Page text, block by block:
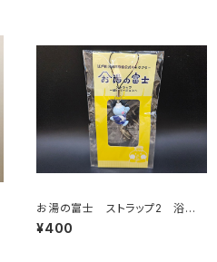
お湯の富士 ストラップ2 浴衣
バージョン（江戸川浴場組合）
¥400